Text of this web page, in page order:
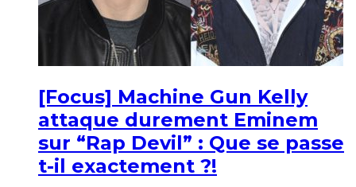
[Focus] Machine Gun Kelly
attaque durement Eminem
sur “Rap Devil” : Que se passe
t-il exactement ?!